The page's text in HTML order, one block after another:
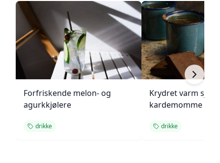
Forfriskende melon- og
agurkkjølere
drikke
Krydret varm
kardemomme
drikke